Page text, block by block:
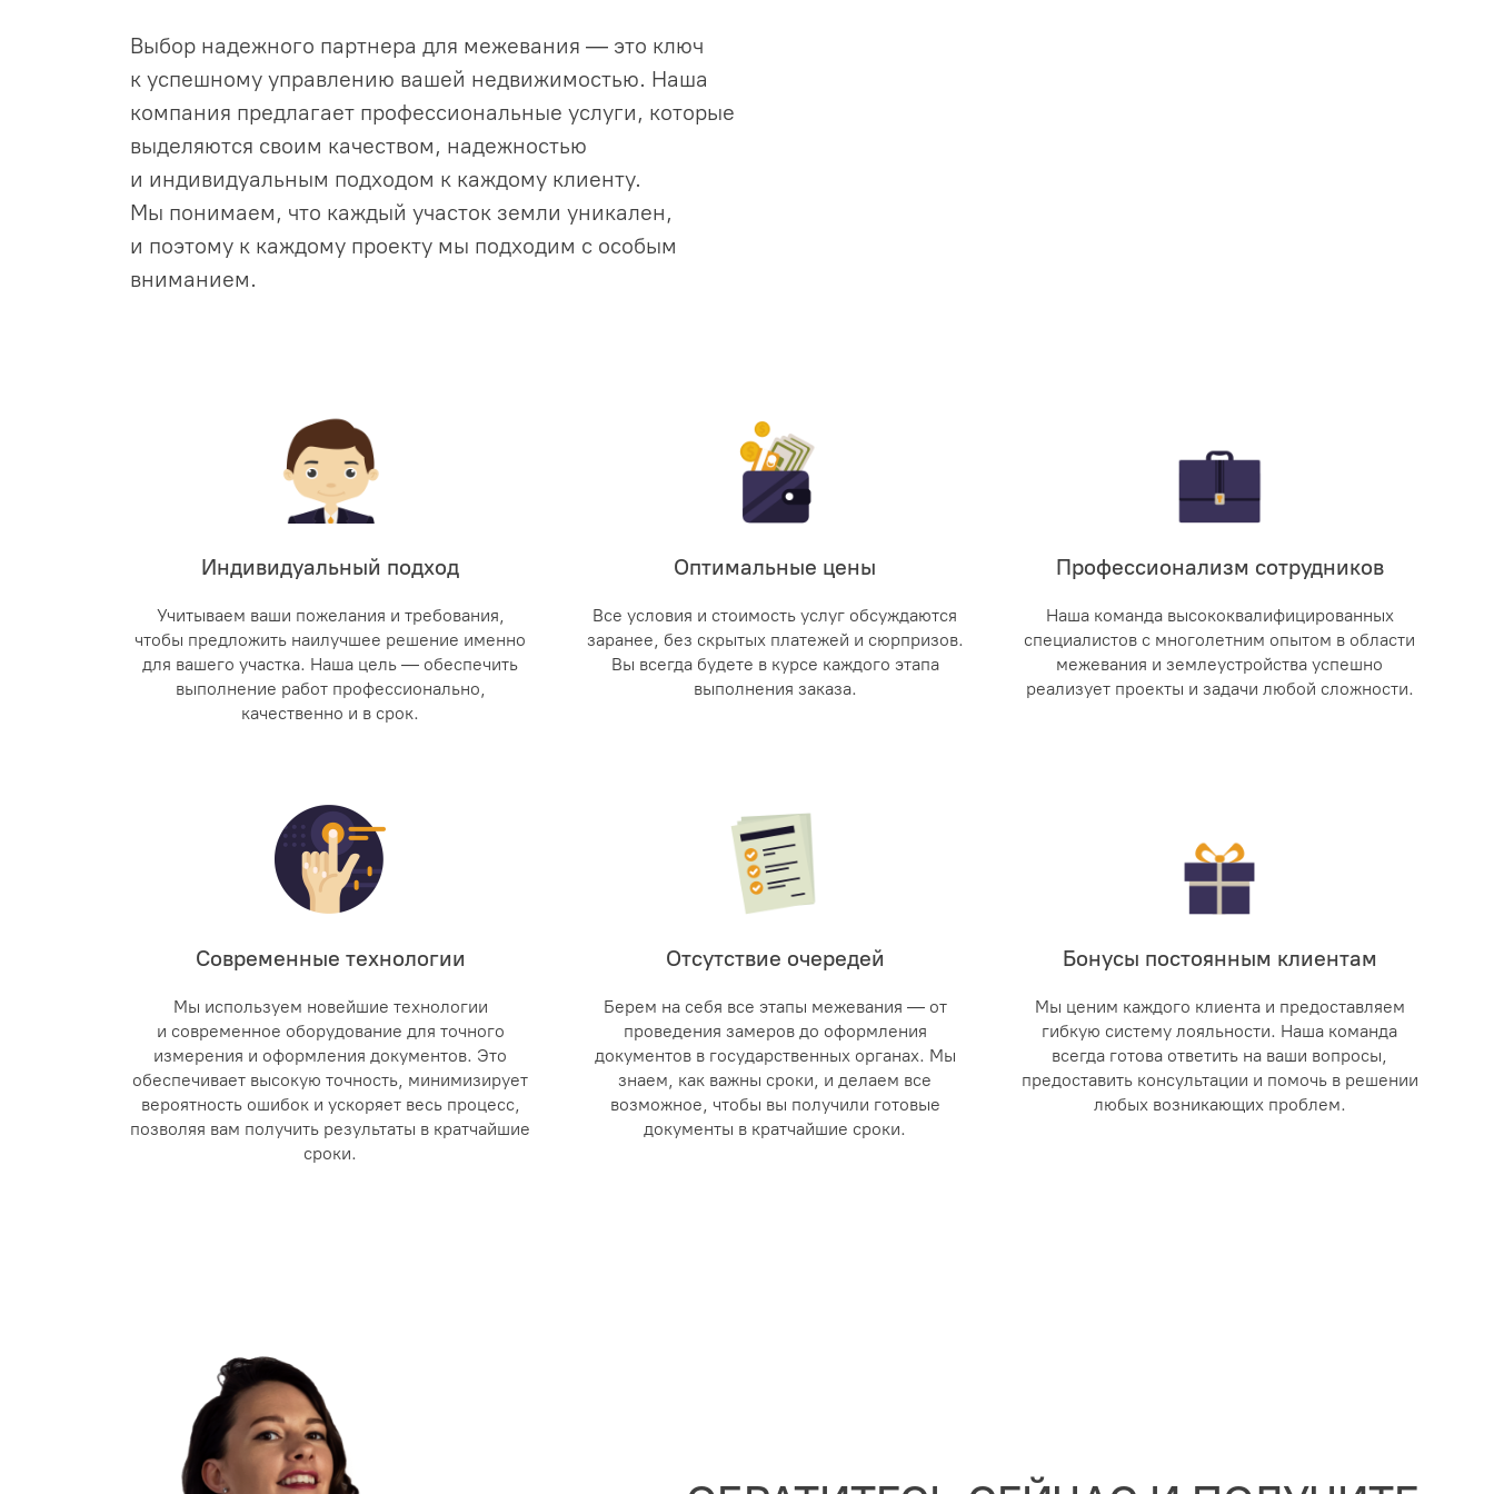
Выбор надежного партнера для межевания — это ключ
к успешному управлению вашей недвижимостью. Наша
компания предлагает профессиональные услуги, которые
выделяются своим качеством, надежностью
и индивидуальным подходом к каждому клиенту.
Мы понимаем, что каждый участок земли уникален,
и поэтому к каждому проекту мы подходим с особым
вниманием.
Индивидуальный подход
Учитываем ваши пожелания и требования,
чтобы предложить наилучшее решение именно
для вашего участка. Наша цель — обеспечить
выполнение работ профессионально,
качественно и в срок.
Оптимальные цены
Все условия и стоимость услуг обсуждаются
заранее, без скрытых платежей и сюрпризов.
Вы всегда будете в курсе каждого этапа
выполнения заказа.
Профессионализм сотрудников
Наша команда высококвалифицированных
специалистов с многолетним опытом в области
межевания и землеустройства успешно
реализует проекты и задачи любой сложности.
Современные технологии
Мы используем новейшие технологии
и современное оборудование для точного
измерения и оформления документов. Это
обеспечивает высокую точность, минимизирует
вероятность ошибок и ускоряет весь процесс,
позволяя вам получить результаты в кратчайшие
сроки.
Отсутствие очередей
Берем на себя все этапы межевания — от
проведения замеров до оформления
документов в государственных органах. Мы
знаем, как важны сроки, и делаем все
возможное, чтобы вы получили готовые
документы в кратчайшие сроки.
Бонусы постоянным клиентам
Мы ценим каждого клиента и предоставляем
гибкую систему лояльности. Наша команда
всегда готова ответить на ваши вопросы,
предоставить консультации и помочь в решении
любых возникающих проблем.